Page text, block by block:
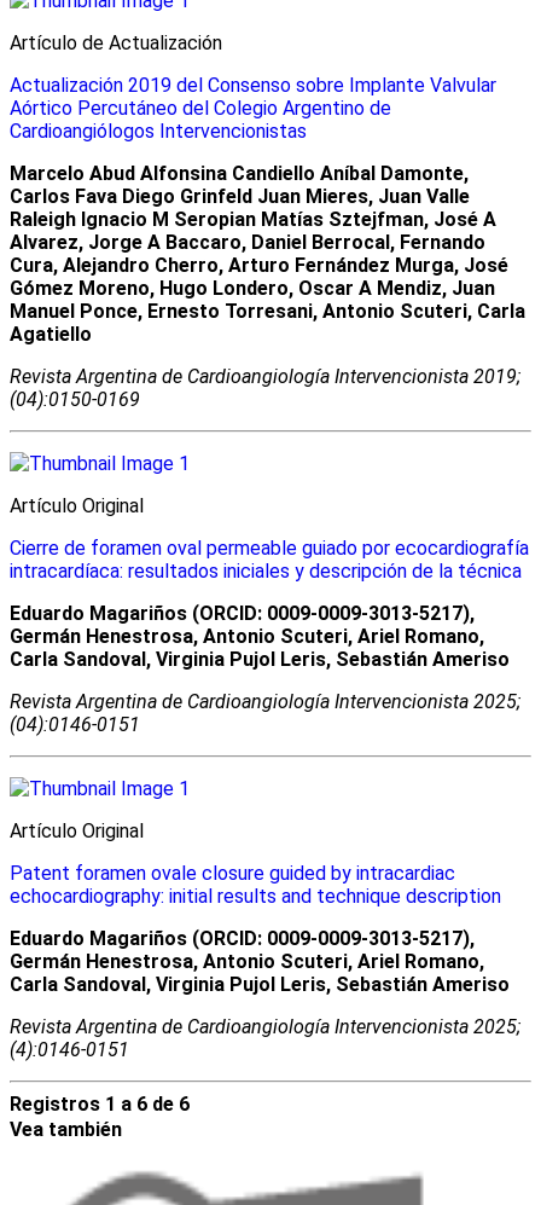
Artículo de Actualización
Actualización 2019 del Consenso sobre Implante Valvular
Aórtico Percutáneo del Colegio Argentino de
Cardioangiólogos Intervencionistas
Marcelo Abud Alfonsina Candiello Aníbal Damonte,
Carlos Fava Diego Grinfeld Juan Mieres, Juan Valle
Raleigh Ignacio M Seropian Matías Sztejfman, José A
Alvarez, Jorge A Baccaro, Daniel Berrocal, Fernando
Cura, Alejandro Cherro, Arturo Fernández Murga, José
Gómez Moreno, Hugo Londero, Oscar A Mendiz, Juan
Manuel Ponce, Ernesto Torresani, Antonio Scuteri, Carla
Agatiello
Revista Argentina de Cardioangiologí­a Intervencionista 2019;
(04):0150-0169
Artí­culo Original
Cierre de foramen oval permeable guiado por ecocardiografía
intracardíaca: resultados iniciales y descripción de la técnica
Eduardo Magariños (ORCID: 0009-0009-3013-5217),
Germán Henestrosa, Antonio Scuteri, Ariel Romano,
Carla Sandoval, Virginia Pujol Leris, Sebastián Ameriso
Revista Argentina de Cardioangiologí­a Intervencionista 2025;
(04):0146-0151
Artí­culo Original
Patent foramen ovale closure guided by intracardiac
echocardiography: initial results and technique description
Eduardo Magariños (ORCID: 0009-0009-3013-5217),
Germán Henestrosa, Antonio Scuteri, Ariel Romano,
Carla Sandoval, Virginia Pujol Leris, Sebastián Ameriso
Revista Argentina de Cardioangiologí­a Intervencionista 2025;
(4):0146-0151
Registros 1 a 6 de 6
Vea también